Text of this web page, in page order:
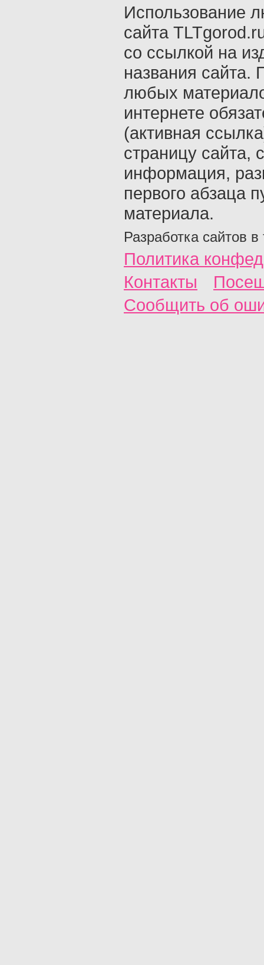
Использование
сайта
со ссылкой на
названия сайта.
любых
интернете
(активная
страницу сайта,
информация,
первого абзаца
материала.
Разработка сайтов в
Политика
Контакты
Сообщить об